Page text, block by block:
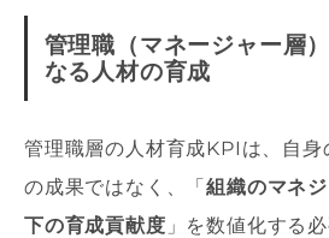
管理職（マネージャー層
なる人材の育成
管理職層の人材育成KPIは、自身
の成果ではなく、「組織のマネ
下の育成貢献度 」を数値化する